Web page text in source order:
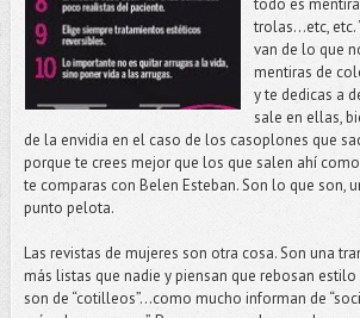
todo es
trolas...etc, etc.
van de lo que
mentiras de
y te dedicas a
sale en ellas,
de la envidia en el caso de los casoplones que
porque te crees mejor que los que salen ahí
te comparas con Belen Esteban. Son lo que son,
punto pelota.
Las revistas de mujeres son otra cosa. Son una
más listas que nadie y piensan que rebosan
son de “cotilleos”...como mucho informan de